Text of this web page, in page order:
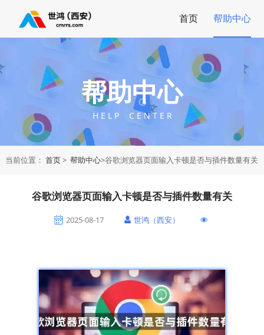
首页 帮助中心
帮助中心
H E L P C E N T E R
当前位置： 首页> 帮助中心>谷歌浏览器页面输入卡顿是否与插件数量有关
谷歌浏览器页面输入卡顿是否与插件数量有关
2025-08-17 世鸿（西安）